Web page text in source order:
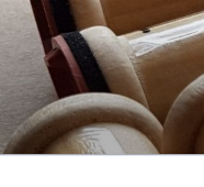
Zum
Inhalt
springen